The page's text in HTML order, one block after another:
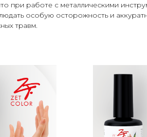
при работе с металлическими
особую осторожность и
травм.